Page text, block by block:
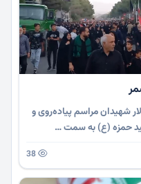
شهیدان مراسم پیاده‌روی و
سید حمزه (ع) به سمت …